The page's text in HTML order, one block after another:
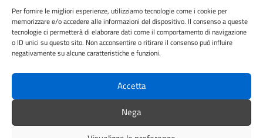
Per fornire le migliori esperienze, utilizziamo tecnologie come i cookie per
memorizzare e/o accedere alle informazioni del dispositivo. Il consenso a queste
tecnologie ci permetterà di elaborare dati come il comportamento di navigazione
o ID unici su questo sito. Non acconsentire o ritirare il consenso può influire
negativamente su alcune caratteristiche e funzioni.
Accetta
Nega
Cookie Policy
Informativa privacy
Dichiarazione di accessibilità
Note legali
SEGUICI SU